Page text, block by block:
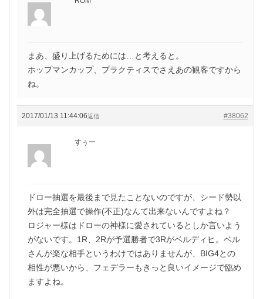
まあ、盛り上げるためには…と考えると。
ホップマンカップ、プラクティスでさえあの観客ですから
ね。
2017/01/13 11:44:06 #38062
返信
すぅー
ドロー抽選を最後まで見たことないのですが、シード勢以
外は完全抽選で操作(不正)なんて出来ないんですよね？
ロジャー様はドローの神様に愛されているとしか言いよう
がないです。1R、2Rが予選勝者で3Rがベルディヒ。ベル
さんが楽な相手というわけではありませんが、BIG4との
相性が悪いから、フェデラーもきっと良いイメージで臨め
ますよね。